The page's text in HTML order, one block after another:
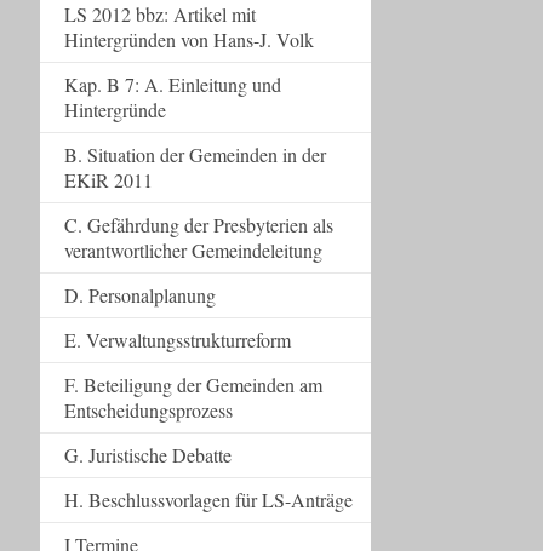
LS 2012 bbz: Artikel mit
Hintergründen von Hans-J. Volk
Kap. B 7: A. Einleitung und
Hintergründe
B. Situation der Gemeinden in der
EKiR 2011
C. Gefährdung der Presbyterien als
verantwortlicher Gemeindeleitung
D. Personalplanung
E. Verwaltungsstrukturreform
F. Beteiligung der Gemeinden am
Entscheidungsprozess
G. Juristische Debatte
H. Beschlussvorlagen für LS-Anträge
I Termine